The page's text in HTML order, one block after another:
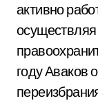
активно
году Аваков